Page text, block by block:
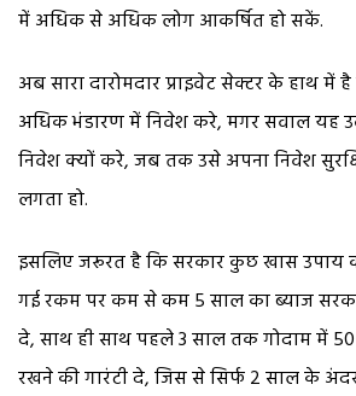
में अधिक से अधिक लोग आकर्षित हो सकें.
अब सारा दारोमदार प्राइवेट सेक्टर के हाथ
अधिक भंडारण में निवेश करे, मगर सवाल यह
निवेश क्यों करे, जब तक उसे अपना निवेश
लगता हो.
इसलिए जरूरत है कि सरकार कुछ खास उपाय
गई रकम पर कम से कम 5 साल का ब्याज
दे, साथ ही साथ पहले 3 साल तक गोदाम में
रखने की गारंटी दे, जिस से सिर्फ 2 साल के